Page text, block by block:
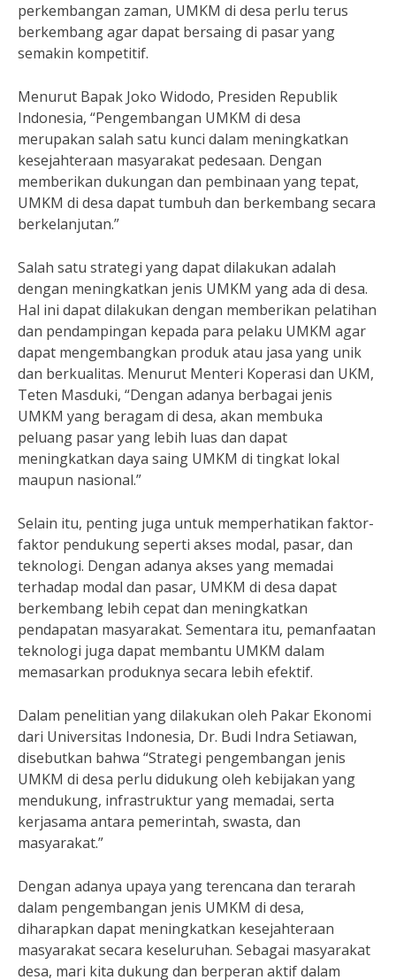
perkembangan zaman, UMKM di desa perlu terus
berkembang agar dapat bersaing di pasar yang
semakin kompetitif.
Menurut Bapak Joko Widodo, Presiden Republik
Indonesia, “Pengembangan UMKM di desa
merupakan salah satu kunci dalam meningkatkan
kesejahteraan masyarakat pedesaan. Dengan
memberikan dukungan dan pembinaan yang tepat,
UMKM di desa dapat tumbuh dan berkembang secara
berkelanjutan.”
Salah satu strategi yang dapat dilakukan adalah
dengan meningkatkan jenis UMKM yang ada di desa.
Hal ini dapat dilakukan dengan memberikan pelatihan
dan pendampingan kepada para pelaku UMKM agar
dapat mengembangkan produk atau jasa yang unik
dan berkualitas. Menurut Menteri Koperasi dan UKM,
Teten Masduki, “Dengan adanya berbagai jenis
UMKM yang beragam di desa, akan membuka
peluang pasar yang lebih luas dan dapat
meningkatkan daya saing UMKM di tingkat lokal
maupun nasional.”
Selain itu, penting juga untuk memperhatikan faktor-
faktor pendukung seperti akses modal, pasar, dan
teknologi. Dengan adanya akses yang memadai
terhadap modal dan pasar, UMKM di desa dapat
berkembang lebih cepat dan meningkatkan
pendapatan masyarakat. Sementara itu, pemanfaatan
teknologi juga dapat membantu UMKM dalam
memasarkan produknya secara lebih efektif.
Dalam penelitian yang dilakukan oleh Pakar Ekonomi
dari Universitas Indonesia, Dr. Budi Indra Setiawan,
disebutkan bahwa “Strategi pengembangan jenis
UMKM di desa perlu didukung oleh kebijakan yang
mendukung, infrastruktur yang memadai, serta
kerjasama antara pemerintah, swasta, dan
masyarakat.”
Dengan adanya upaya yang terencana dan terarah
dalam pengembangan jenis UMKM di desa,
diharapkan dapat meningkatkan kesejahteraan
masyarakat secara keseluruhan. Sebagai masyarakat
desa, mari kita dukung dan berperan aktif dalam